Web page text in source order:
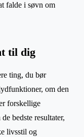
falde i søvn om
til dig
ting, du bør
om den
forskellige
bedste resultater,
livsstil og